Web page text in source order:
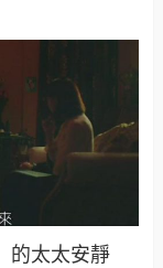
的太太安靜